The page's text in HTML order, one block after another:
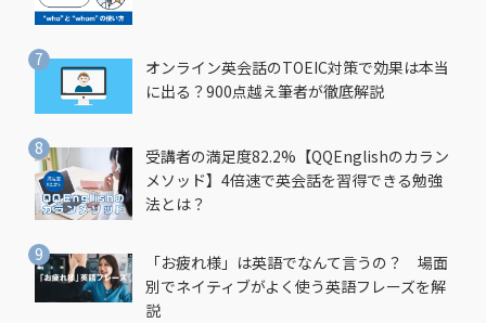
オンライン英会話のTOEIC対策で効果は本当
に出る？900点越え筆者が徹底解説
受講者の満足度82.2%【QQEnglishのカラン
メソッド】4倍速で英会話を習得できる勉強
法とは？
「お疲れ様」は英語でなんて言うの？ 場面
別でネイティブがよく使う英語フレーズを解
説